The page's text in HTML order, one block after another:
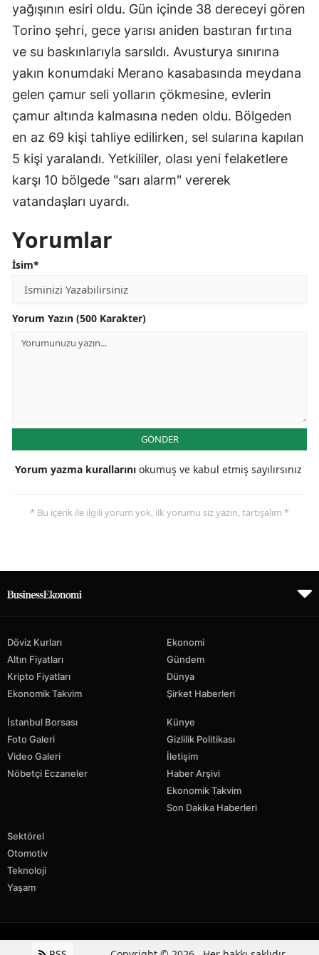
yağışının esiri oldu. Gün içinde 38 dereceyi gören
Torino şehri, gece yarısı aniden bastıran fırtına
ve su baskınlarıyla sarsıldı. Avusturya sınırına
yakın konumdaki Merano kasabasında meydana
gelen çamur seli yolların çökmesine, evlerin
çamur altında kalmasına neden oldu. Bölgeden
en az 69 kişi tahliye edilirken, sel sularına kapılan
5 kişi yaralandı. Yetkililer, olası yeni felaketlere
karşı 10 bölgede "sarı alarm" vererek
vatandaşları uyardı.
Yorumlar
İsim*
Yorum Yazın (500 Karakter)
GÖNDER
Yorum yazma kurallarını okumuş ve kabul etmiş sayılırsınız
* Bu içerik ile ilgili yorum yok, ilk yorumu siz yazın, tartışalım *
Döviz Kurları
Altın Fiyatları
Kripto Fiyatları
Ekonomik Takvim
Ekonomi
Gündem
Dünya
Şirket Haberleri
İstanbul Borsası
Foto Galeri
Video Galeri
Nöbetçi Eczaneler
Künye
Gizlilik Politikası
İletişim
Haber Arşivi
Ekonomik Takvim
Son Dakika Haberleri
Sektörel
Otomotiv
Teknoloji
Yaşam